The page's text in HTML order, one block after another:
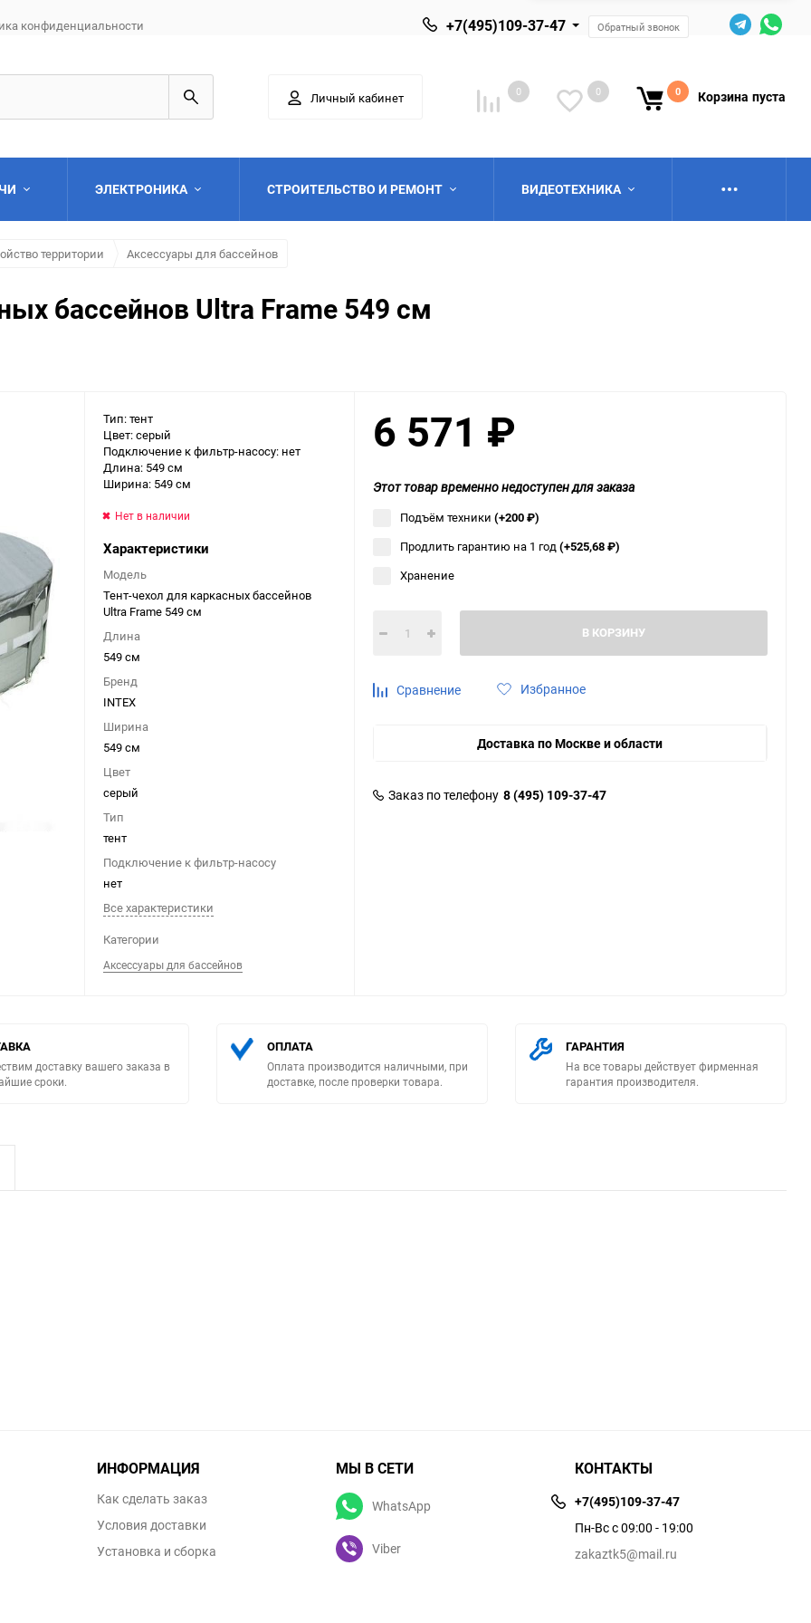
конфиденциальности +7(495)109-37-47 Обратный звонок
Личный кабинет 0 0 0 Корзина пуста
Выберите категорию
ЭЛЕКТРОНИКА СТРОИТЕЛЬСТВО И РЕМОНТ
Выберите категорию
ВИДЕОТЕХНИКА
территории Аксессуары для бассейнов
бассейнов Ultra Frame 549 см
Тип: тент
Цвет: серый
Подключение к фильтр-насосу: нет
Длина: 549 см
Ширина: 549 см
Нет в наличии
Характеристики
Модель
Тент-чехол для каркасных бассейнов
Ultra Frame 549 см
Длина
549 см
Бренд
INTEX
Ширина
549 см
Цвет
серый
Тип
тент
Подключение к фильтр-насосу
нет
Все характеристики
Категории
Аксессуары для бассейнов
6 571 ₽
Этот товар временно недоступен для заказа
Подъём техники (+200₽)
Продлить гарантию на 1 год(+525,68₽)
Хранение
В КОРЗИНУ
Сравнение Избранное
Доставка по Москве и области
Заказ по телефону 8 (495) 109-37-47
доставку вашего заказа в
сроки.
ОПЛАТА
Оплата производится наличными, при
доставке, после проверки товара.
ГАРАНТИЯ
На все товары действует фирменная
гарантия производителя.
ИНФОРМАЦИЯ
Как сделать заказ
Условия доставки
Установка и сборка
МЫ В СЕТИ
WhatsApp
Viber
КОНТАКТЫ
+7(495)109-37-47
Пн-Вс с 09:00 - 19:00
zakaztk5@mail.ru